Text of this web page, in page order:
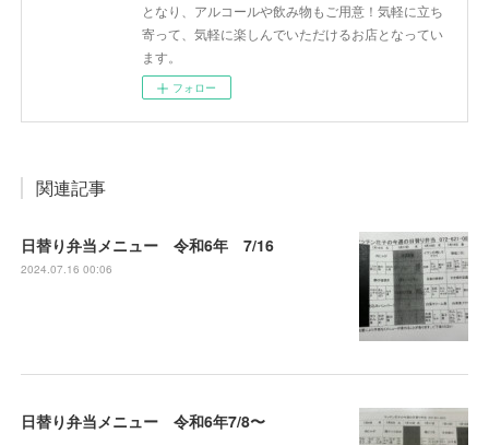
となり、アルコールや飲み物もご用意！気軽に立ち
寄って、気軽に楽しんでいただけるお店となってい
ます。
フォロー
関連記事
日替り弁当メニュー 令和6年 7/16
2024.07.16 00:06
日替り弁当メニュー 令和6年7/8〜